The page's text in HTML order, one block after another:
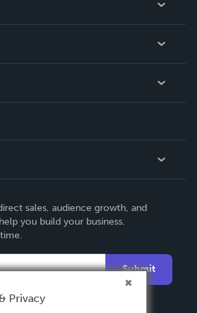
sales, audience growth, and
you build your business.
Submit
Privacy